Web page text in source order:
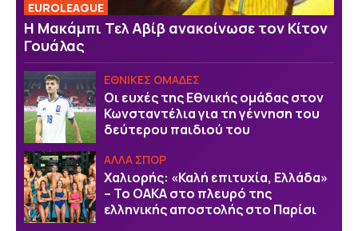
EUROLEAGUE
Η Μακάμπι Τελ Αβίβ ανακοίνωσε τον Κίτον
Γουάλας
ΕΘΝΙΚΕΣ ΟΜΑΔΕΣ
Οι ευχές της Εθνικής ομάδας στον
Κωνσταντέλια για τη γέννηση του
δεύτερου παιδιού του
ΑΛΛΑ ΣΠΟΡ
Χαλιορής: «Καλή επιτυχία, Ελλάδα»
– Το ΟΑΚΑ στο πλευρό της
ελληνικής αποστολής στο Παρίσι